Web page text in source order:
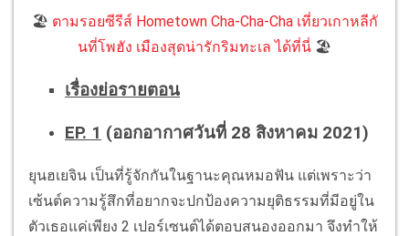
🏖️ ตามรอยซีรีส์ Hometown Cha-Cha-Cha เที่ยวเกาหลีกั
นที่โพฮัง เมืองสุดน่ารักริมทะเล ได้ที่นี่ 🏖️
เรื่องย่อรายตอน
EP. 1 (ออกอากาศวันที่ 28 สิงหาคม 2021)
ยุนฮเยจิน เป็นที่รู้จักกันในฐานะคุณหมอฟัน แต่เพราะว่า
เซ้นต์ความรู้สึกที่อยากจะปกป้องความยุติธรรมที่มีอยู่ใน
ตัวเธอแค่เพียง 2 เปอร์เซนต์ได้ตอบสนองออกมา จึงทำให้